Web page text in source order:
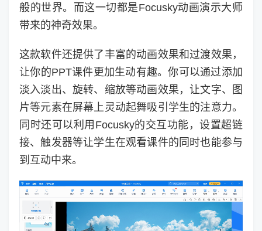
般的世界。而这一切都是Focusky动画演示大师
带来的神奇效果。
这款软件还提供了丰富的动画效果和过渡效果，
让你的PPT课件更加生动有趣。你可以通过添加
淡入淡出、旋转、缩放等动画效果，让文字、图
片等元素在屏幕上灵动起舞吸引学生的注意力。
同时还可以利用Focusky的交互功能，设置超链
接、触发器等让学生在观看课件的同时也能参与
到互动中来。